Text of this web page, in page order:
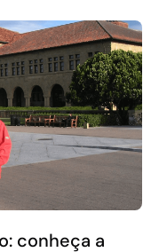
conheça a